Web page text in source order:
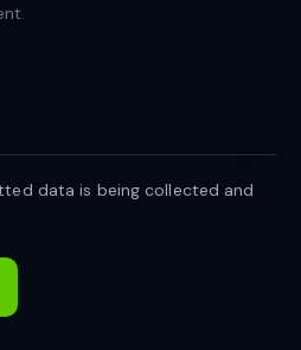
data is being collected and